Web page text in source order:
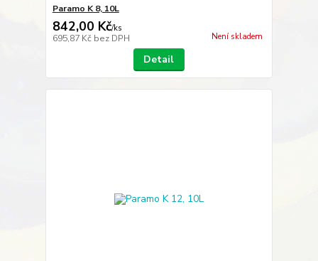
Paramo K 8, 10L
842,00 Kč/ks
695,87 Kč bez DPH Není skladem
Detail